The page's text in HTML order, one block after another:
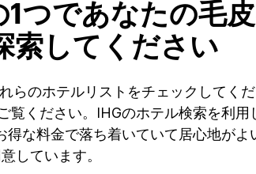
つであなたの毛
索してください
のホテルリストをチェックしてく
ください。IHGのホテル検索を利
な料金で落ち着いていて居心地がよ
しています。